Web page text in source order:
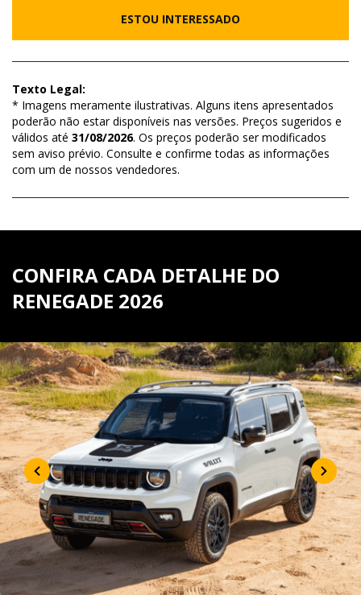
ESTOU INTERESSADO
Texto Legal:
* Imagens meramente ilustrativas. Alguns itens apresentados
poderão não estar disponíveis nas versões. Preços sugeridos e
válidos até 31/08/2026. Os preços poderão ser modificados
sem aviso prévio. Consulte e confirme todas as informações
com um de nossos vendedores.
CONFIRA CADA DETALHE DO
RENEGADE 2026